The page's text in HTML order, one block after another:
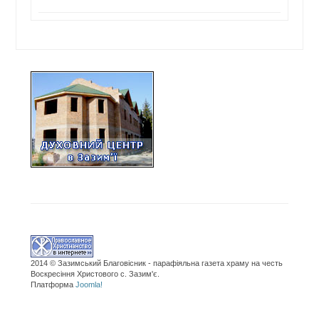
2014 © Зазимський Благовісник - парафіяльна газета храму на честь
Воскресіння Христового с. Зазим'є.
Платформа Joomla!